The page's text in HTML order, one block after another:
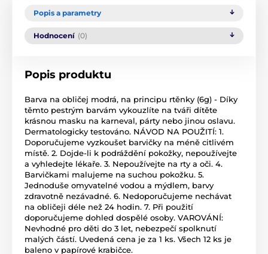
Popis a parametry
Hodnocení (0)
Popis produktu
Barva na obličej modrá, na principu rtěnky (6g) - Díky
těmto pestrým barvám vykouzlíte na tváři dítěte
krásnou masku na karneval, párty nebo jinou oslavu.
Dermatologicky testováno. NÁVOD NA POUŽITÍ: 1.
Doporučujeme vyzkoušet barvičky na méně citlivém
místě. 2. Dojde-li k podráždění pokožky, nepoužívejte
a vyhledejte lékaře. 3. Nepoužívejte na rty a oči. 4.
Barvičkami malujeme na suchou pokožku. 5.
Jednoduše omyvatelné vodou a mýdlem, barvy
zdravotně nezávadné. 6. Nedoporučujeme nechávat
na obličeji déle než 24 hodin. 7. Při použití
doporučujeme dohled dospělé osoby. VAROVÁNÍ:
Nevhodné pro děti do 3 let, nebezpečí spolknutí
malých částí. Uvedená cena je za 1 ks. Všech 12 ks je
baleno v papírové krabičce.